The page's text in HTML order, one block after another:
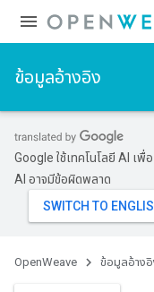
ข้อมูลอ้างอิง
Google ใช้เทคโนโลยี AI เ
AI อาจมีข้อผิดพลาด
OpenWeave ข้อมูลอ้างอิ